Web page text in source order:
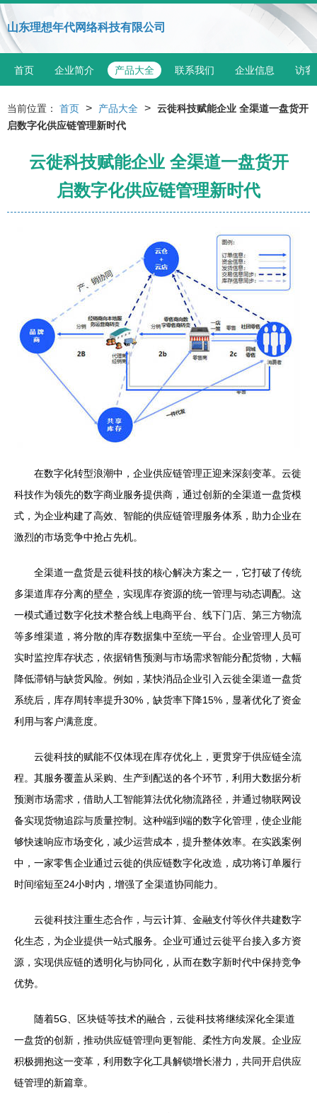
山东理想年代网络科技有限公司
首页 企业简介 产品大全 联系我们 企业信息 访客
当前位置： 首页 > 产品大全 > 云徙科技赋能企业 全渠道一盘货开
启数字化供应链管理新时代
云徙科技赋能企业 全渠道一盘货开
启数字化供应链管理新时代
在数字化转型浪潮中，企业供应链管理正迎来深刻变革。云徙
科技作为领先的数字商业服务提供商，通过创新的全渠道一盘货模
式，为企业构建了高效、智能的供应链管理服务体系，助力企业在
激烈的市场竞争中抢占先机。
全渠道一盘货是云徙科技的核心解决方案之一，它打破了传统
多渠道库存分离的壁垒，实现库存资源的统一管理与动态调配。这
一模式通过数字化技术整合线上电商平台、线下门店、第三方物流
等多维渠道，将分散的库存数据集中至统一平台。企业管理人员可
实时监控库存状态，依据销售预测与市场需求智能分配货物，大幅
降低滞销与缺货风险。例如，某快消品企业引入云徙全渠道一盘货
系统后，库存周转率提升30%，缺货率下降15%，显著优化了资金
利用与客户满意度。
云徙科技的赋能不仅体现在库存优化上，更贯穿于供应链全流
程。其服务覆盖从采购、生产到配送的各个环节，利用大数据分析
预测市场需求，借助人工智能算法优化物流路径，并通过物联网设
备实现货物追踪与质量控制。这种端到端的数字化管理，使企业能
够快速响应市场变化，减少运营成本，提升整体效率。在实践案例
中，一家零售企业通过云徙的供应链数字化改造，成功将订单履行
时间缩短至24小时内，增强了全渠道协同能力。
云徙科技注重生态合作，与云计算、金融支付等伙伴共建数字
化生态，为企业提供一站式服务。企业可通过云徙平台接入多方资
源，实现供应链的透明化与协同化，从而在数字新时代中保持竞争
优势。
随着5G、区块链等技术的融合，云徙科技将继续深化全渠道
一盘货的创新，推动供应链管理向更智能、柔性方向发展。企业应
积极拥抱这一变革，利用数字化工具解锁增长潜力，共同开启供应
链管理的新篇章。